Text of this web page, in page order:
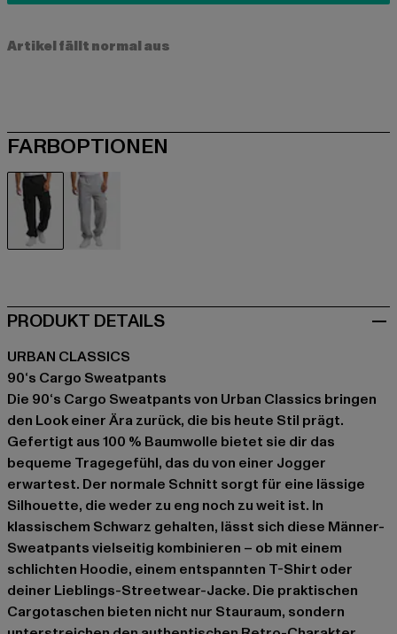
Artikel fällt normal aus
FARBOPTIONEN
PRODUKT DETAILS
URBAN CLASSICS
90‘s Cargo Sweatpants
Die 90‘s Cargo Sweatpants von Urban Classics bringen
den Look einer Ära zurück, die bis heute Stil prägt.
Gefertigt aus 100 % Baumwolle bietet sie dir das
bequeme Tragegefühl, das du von einer Jogger
erwartest. Der normale Schnitt sorgt für eine lässige
Silhouette, die weder zu eng noch zu weit ist. In
klassischem Schwarz gehalten, lässt sich diese Männer-
Sweatpants vielseitig kombinieren – ob mit einem
schlichten Hoodie, einem entspannten T-Shirt oder
deiner Lieblings-Streetwear-Jacke. Die praktischen
Cargotaschen bieten nicht nur Stauraum, sondern